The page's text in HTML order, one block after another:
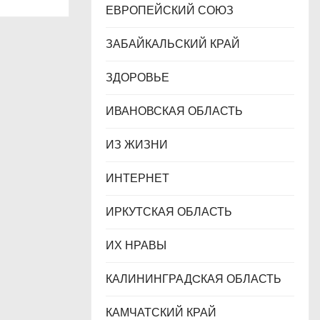
ЕВРОПЕЙСКИЙ СОЮЗ
ЗАБАЙКАЛЬСКИЙ КРАЙ
ЗДОРОВЬЕ
ИВАНОВСКАЯ ОБЛАСТЬ
ИЗ ЖИЗНИ
ИНТЕРНЕТ
ИРКУТСКАЯ ОБЛАСТЬ
ИХ НРАВЫ
КАЛИНИНГРАДCКАЯ ОБЛАСТЬ
КАМЧАТСКИЙ КРАЙ